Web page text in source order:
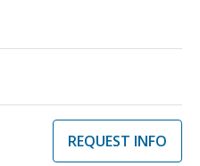
REQUEST INFO